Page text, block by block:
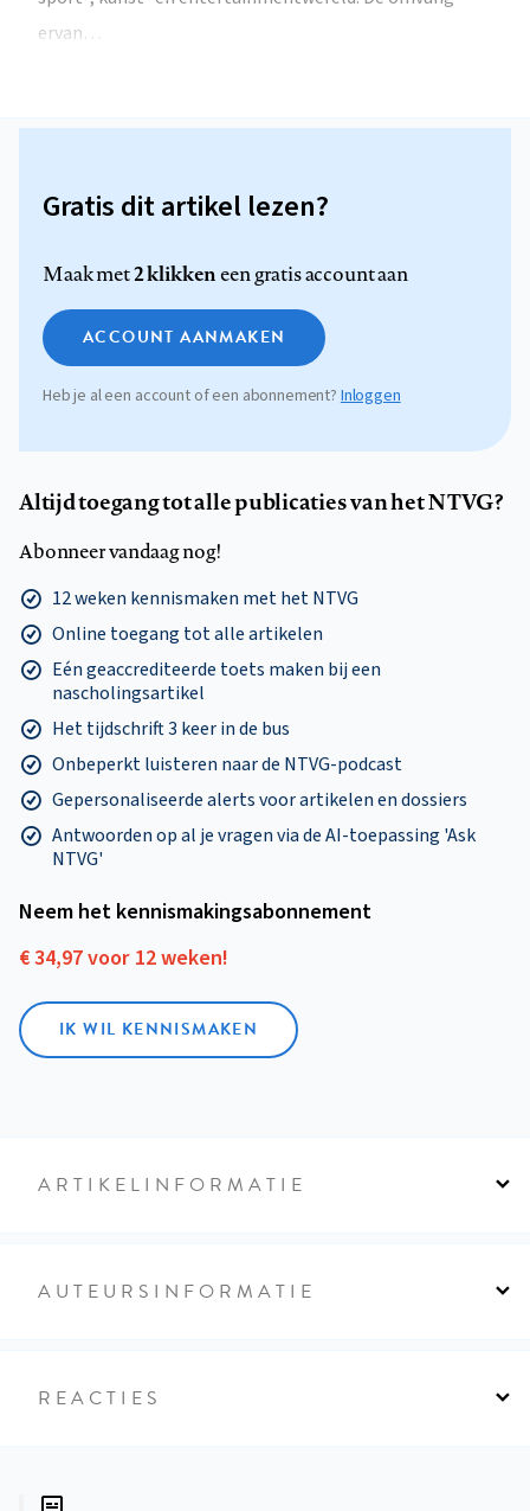
ervan…
Gratis dit artikel lezen?
Maak met2 klikkeneen gratis account aan
ACCOUNT AANMAKEN
Heb je al een account of een abonnement? Inloggen
Altijd toegang tot alle publicaties van het NTVG?
Abonneer vandaag nog!
12 weken kennismaken met het NTVG
Online toegang tot alle artikelen
Eén geaccrediteerde toets maken bij een
nascholingsartikel
Het tijdschrift 3 keer in de bus
Onbeperkt luisteren naar de NTVG-podcast
Gepersonaliseerde alerts voor artikelen en dossiers
Antwoorden op al je vragen via de AI-toepassing 'Ask
NTVG'
Neem het kennismakings­abonnement
€ 34,97 voor 12 weken!
IK WIL KENNISMAKEN
ARTIKELINFORMATIE
AUTEURSINFORMATIE
REACTIES